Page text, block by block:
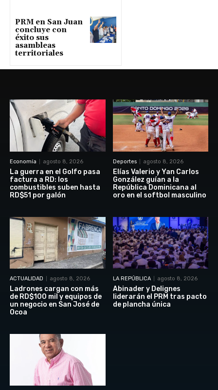
PRM en San Juan
concluye con
éxito sus
asambleas
territoriales
Economía agosto 8, 2026
La guerra en el Golfo pasa
factura a RD: los
combustibles suben hasta
RD$51 por galón
Deportes agosto 8, 2026
Elías Valerio y Yan Carlos
González guían a la
República Dominicana al
oro en el softbol masculino
ACTUALIDAD agosto 8, 2026
Ladrones cargan con más
de RD$100 mil y equipos de
un negocio en San José de
Ocoa
LA REPÚBLICA agosto 8, 2026
Abinader y Delignes
liderarán el PRM tras pacto
de plancha única